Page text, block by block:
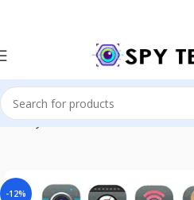
Ana Sayfa Wifi Kameralar Online
-12%